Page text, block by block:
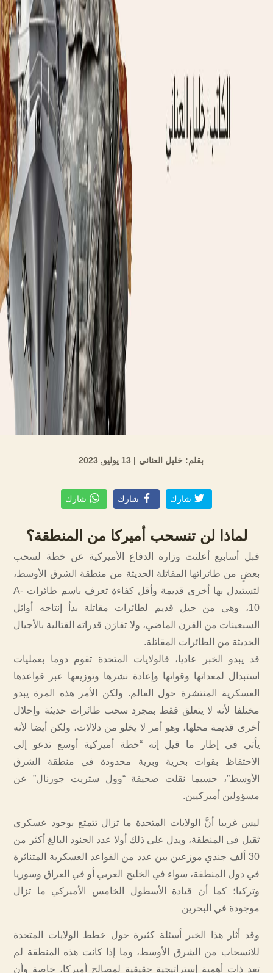
بقلم: خليل العناني | 13 يوليو, 2023
شارك شارك شارك
لماذا لن تنسحب أميركا من المنطقة؟
قبل أسابيع أعلنت وزارة الدفاع الأميركية عن خطة لسحب
بعضٍ من طائراتها المقاتلة الحديثة من منطقة الشرق الأوسط،
لتستبدل بها أخرى قديمة وأقل كفاءة تعرف باسم طائرات A-
10، وهي من جيل قديم لطائرات مقاتلة بدأ إنتاجه أوائل
السبعينات من القرن الماضي، ولا تقارَن قدراته القتالية بالأجيال
الحديثة من الطائرات المقاتلة.
قد يبدو الخبر عاديا، فالولايات المتحدة تقوم دوما بعمليات
استبدال لمعداتها وقواتها وإعادة نشرها وتوزيعها عبر قواعدها
العسكرية المنتشرة حول العالم. ولكن الأمر هذه المرة يبدو
مختلفا لأنه لا يتعلق فقط بمجرد سحب طائرات حديثة وإحلال
أخرى قديمة محلها، وهو أمر لا يخلو من دلالات، ولكن أيضا لأنه
يأتي في إطار ما قيل إنه “خطة أميركية أوسع تدعو إلى
الاحتفاظ بقوات بحرية وبرية محدودة في منطقة الشرق
الأوسط”، حسبما نقلت صحيفة “وول ستريت جورنال” عن
مسؤولين أميركيين.
ليس غريبا أنَّ الولايات المتحدة ما تزال تتمتع بوجود عسكري
ثقيل في المنطقة، ويدل على ذلك أولا عدد الجنود البالغ أكثر من
30 ألف جندي موزعين بين عدد من القواعد العسكرية المتناثرة
في دول المنطقة، سواء في الخليج العربي أو في العراق وسوريا
وتركيا؛ كما أن قيادة الأسطول الخامس الأميركي ما تزال
موجودة في البحرين
وقد أثار هذا الخبر أسئلة كثيرة حول خطط الولايات المتحدة
للانسحاب من الشرق الأوسط، وما إذا كانت هذه المنطقة لم
تعد ذات أهمية إستراتيجية حقيقية لمصالح أميركا، خاصة وأن